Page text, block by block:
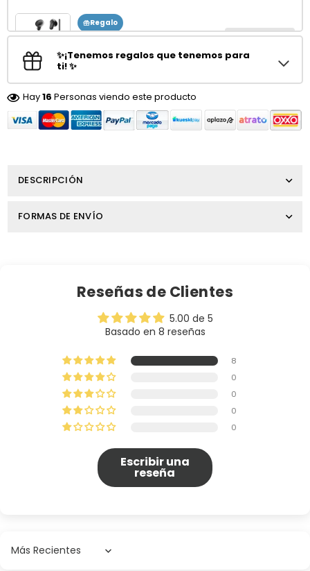
Regalo
Audífonos HTC NE20
In-ear Inalámbricos
$3999.00 para desbloquear!
Obtener
✨¡Tenemos regalos que tenemos para
ti! ✨
Hay16 Personas viendo este producto
DESCRIPCIÓN
FORMAS DE ENVÍO
Reseñas de Clientes
5.00 de 5
Basado en 8 reseñas
8
0
0
0
0
Escribir una
reseña
Sort by